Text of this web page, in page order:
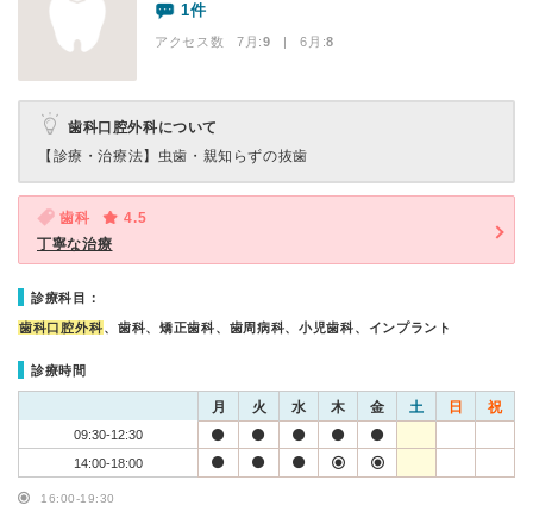
1件
アクセス数 7月:9 | 6月:8
歯科口腔外科について
【診療・治療法】 虫歯・親知らずの抜歯
歯科
4.5
丁寧な治療
診療科目：
歯科口腔外科、歯科、矯正歯科、歯周病科、小児歯科、インプラント
診療時間
月 火 水 木 金 土 日 祝
09:30-12:30
14:00-18:00
16:00-19:30